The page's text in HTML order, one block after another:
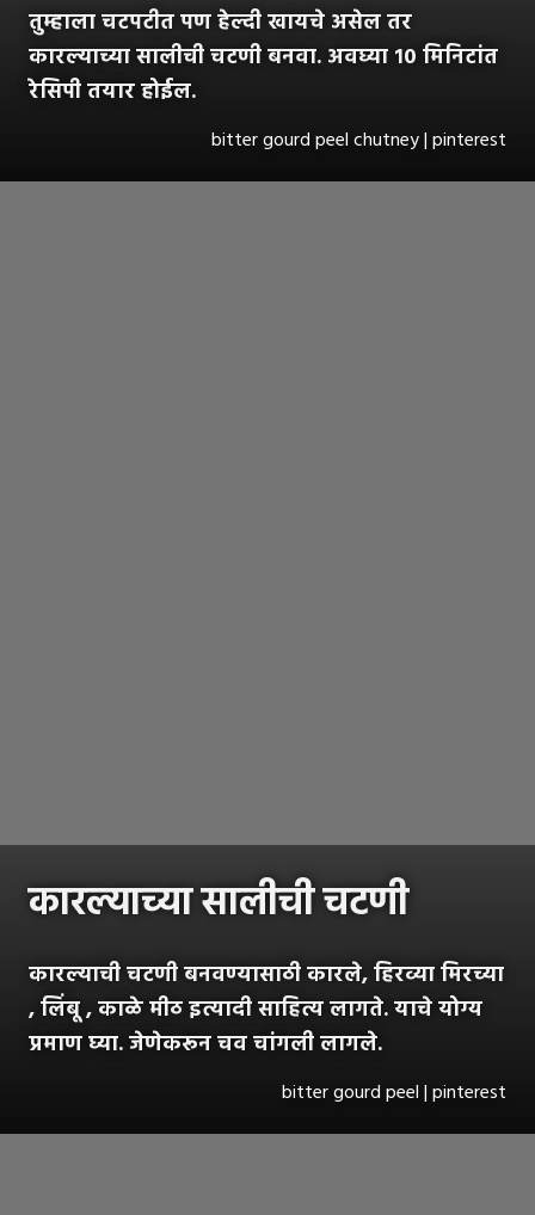
तुम्हाला चटपटीत पण हेल्दी खायचे असेल तर
कारल्याच्या सालीची चटणी बनवा. अवघ्या १० मिनिटांत
रेसिपी तयार होईल.
bitter gourd peel chutney | pinterest
कारल्याच्या सालीची चटणी
कारल्याची चटणी बनवण्यासाठी कारले, हिरव्या मिरच्या
, लिंबू , काळे मीठ इत्यादी साहित्य लागते. याचे योग्य
प्रमाण घ्या. जेणेकरून चव चांगली लागले.
bitter gourd peel | pinterest